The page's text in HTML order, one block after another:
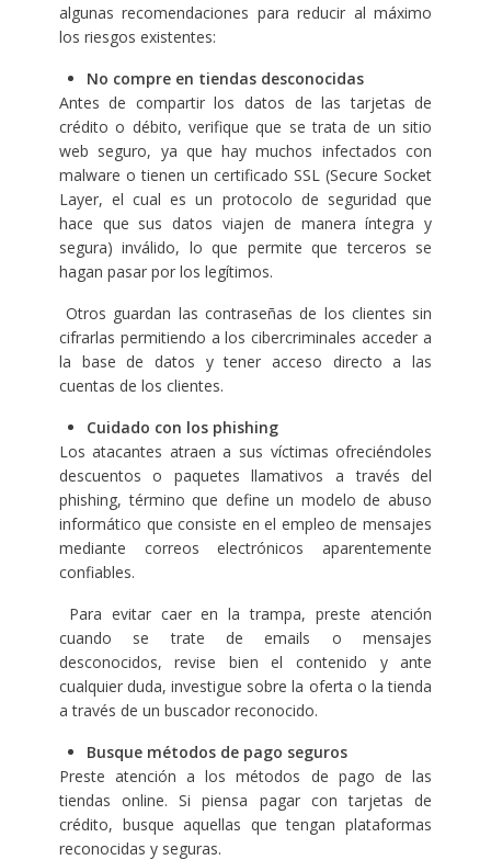
algunas recomendaciones para reducir al máximo
los riesgos existentes:
No compre en tiendas desconocidas
Antes de compartir los datos de las tarjetas de
crédito o débito, verifique que se trata de un sitio
web seguro, ya que hay muchos infectados con
malware o tienen un certificado SSL (Secure Socket
Layer, el cual es un protocolo de seguridad que
hace que sus datos viajen de manera íntegra y
segura) inválido, lo que permite que terceros se
hagan pasar por los legítimos.
Otros guardan las contraseñas de los clientes sin
cifrarlas permitiendo a los cibercriminales acceder a
la base de datos y tener acceso directo a las
cuentas de los clientes.
Cuidado con los phishing
Los atacantes atraen a sus víctimas ofreciéndoles
descuentos o paquetes llamativos a través del
phishing, término que define un modelo de abuso
informático que consiste en el empleo de mensajes
mediante correos electrónicos aparentemente
confiables.
Para evitar caer en la trampa, preste atención
cuando se trate de emails o mensajes
desconocidos, revise bien el contenido y ante
cualquier duda, investigue sobre la oferta o la tienda
a través de un buscador reconocido.
Busque métodos de pago seguros
Preste atención a los métodos de pago de las
tiendas online. Si piensa pagar con tarjetas de
crédito, busque aquellas que tengan plataformas
reconocidas y seguras.